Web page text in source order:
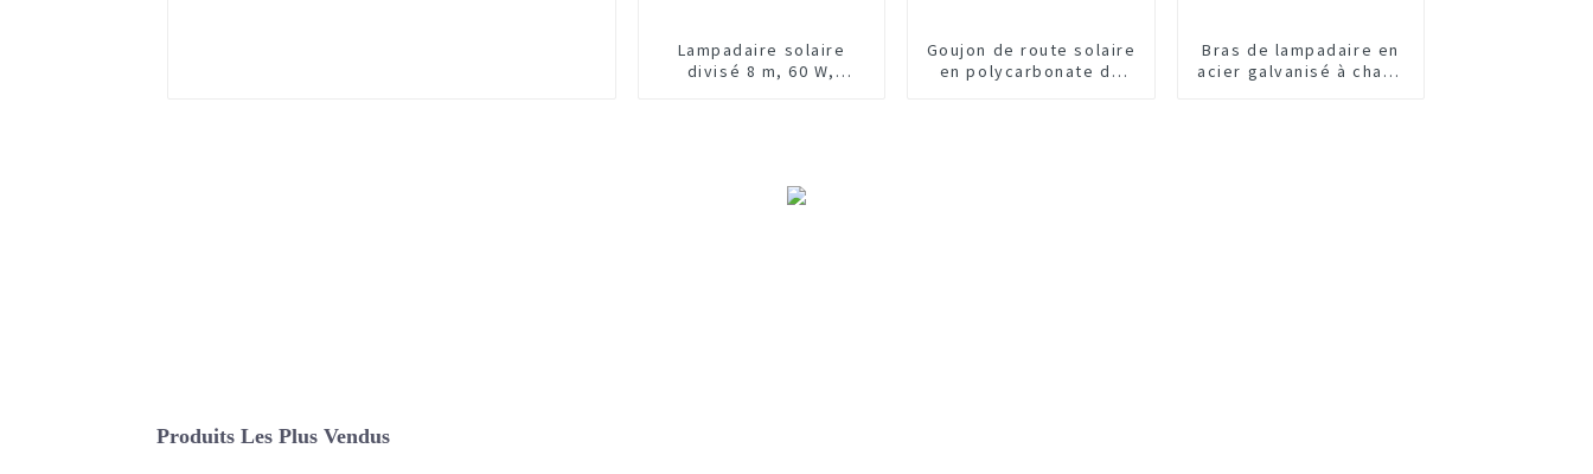
Lampadaire solaire
divisé 8 m, 60 W,
Goujon de route solaire
en polycarbonate de
Bras de lampadaire en
acier galvanisé à chaud
Produits Les Plus Vendus